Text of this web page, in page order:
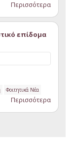
Περισσότερα
επίδομα
Φοιτητικά Νέα
Περισσότερα